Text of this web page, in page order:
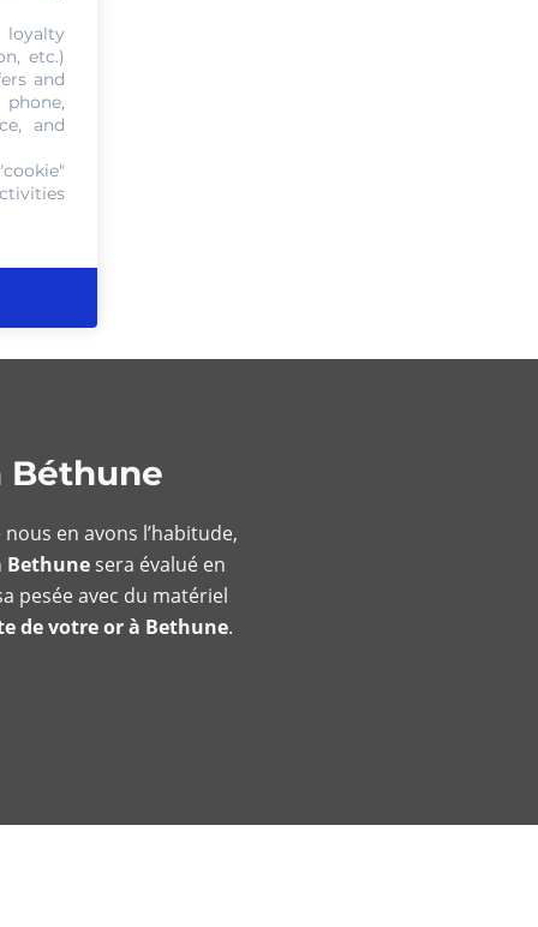
Béthune
en avons l’habitude,
Bethunesera évalué en
pesée avec du matériel
de votre or à Bethune.
loyalty
etc.)
and
and